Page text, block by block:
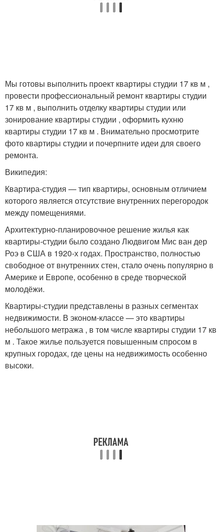
Мы готовы выполнить проект квартиры студии 17 кв м ,
провести профессиональный ремонт квартиры студии
17 кв м , выполнить отделку квартиры студии или
зонирование квартиры студии , оформить кухню
квартиры студии 17 кв м . Внимательно просмотрите
фото квартиры студии и почерпните идеи для своего
ремонта.
Википедия:
Квартира-студия — тип квартиры, основным отличием
которого является отсутствие внутренних перегородок
между помещениями.
Архитектурно-планировочное решение жилья как
квартиры-студии было создано Людвигом Мис ван дер
Роэ в США в 1920-х годах. Пространство, полностью
свободное от внутренних стен, стало очень популярно в
Америке и Европе, особенно в среде творческой
молодёжи.
Квартиры-студии представлены в разных сегментах
недвижимости. В эконом-классе — это квартиры
небольшого метража , в том числе квартиры студии 17 кв
м . Такое жилье пользуется повышенным спросом в
крупных городах, где цены на недвижимость особенно
высоки.